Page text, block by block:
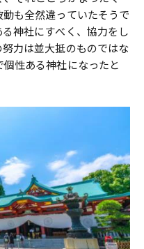
も全然違っていたそうで
神社にすべく、協力をし
力は並大抵のものではな
性ある神社になったと